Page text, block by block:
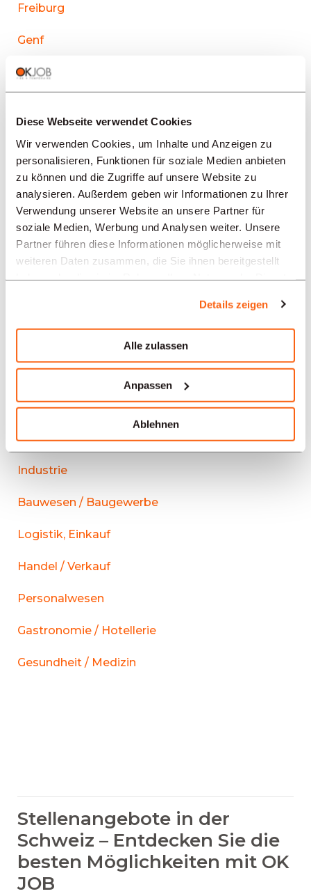
Diese Webseite verwendet Cookies
Wir verwenden Cookies, um Inhalte und Anzeigen zu
personalisieren, Funktionen für soziale Medien anbieten
zu können und die Zugriffe auf unsere Website zu
analysieren. Außerdem geben wir Informationen zu Ihrer
Verwendung unserer Website an unsere Partner für
soziale Medien, Werbung und Analysen weiter. Unsere
Partner führen diese Informationen möglicherweise mit
weiteren Daten zusammen, die Sie ihnen bereitgestellt
Details zeigen
Alle zulassen
Anpassen
Ablehnen
Freiburg
Genf
La Chaux-de-Fonds
Neuenburg
Solothurn
Yverdon-les-Bains
Aarau
Unsere Stellenangebote in
der Schweiz nach Branchen
Verwaltung / Sekretariat
Uhrmacherei
Bank und Finanzen
Industrie
Bauwesen / Baugewerbe
Logistik, Einkauf
Handel / Verkauf
Personalwesen
Gastronomie / Hotellerie
Gesundheit / Medizin
Stellenangebote in der
Schweiz – Entdecken Sie die
besten Möglichkeiten mit OK
JOB